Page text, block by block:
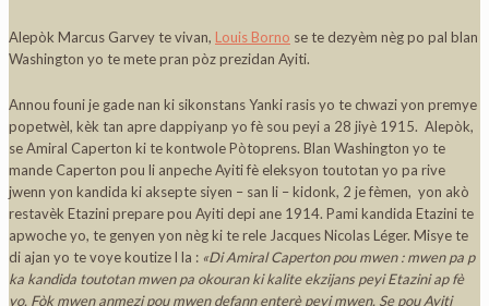
Alepòk Marcus Garvey te vivan, Louis Borno se te dezyèm nèg po pal blan
Washington yo te mete pran pòz prezidan Ayiti.
Annou founi je gade nan ki sikonstans Yanki rasis yo te chwazi yon premye
popetwèl, kèk tan apre dappiyanp yo fè sou peyi a 28 jiyè 1915. Alepòk,
se Amiral Caperton ki te kontwole Pòtoprens. Blan Washington yo te
mande Caperton pou li anpeche Ayiti fè eleksyon toutotan yo pa rive
jwenn yon kandida ki aksepte siyen – san li – kidonk, 2 je fèmen, yon akò
restavèk Etazini prepare pou Ayiti depi ane 1914. Pami kandida Etazini te
apwoche yo, te genyen yon nèg ki te rele Jacques Nicolas Léger. Misye te
di ajan yo te voye koutize l la : «Di Amiral Caperton pou mwen : mwen pa p
ka kandida toutotan mwen pa okouran ki kalite ekzijans peyi Etazini ap fè
yo. Fòk mwen anmezi pou mwen defann enterè peyi mwen. Se pou Ayiti